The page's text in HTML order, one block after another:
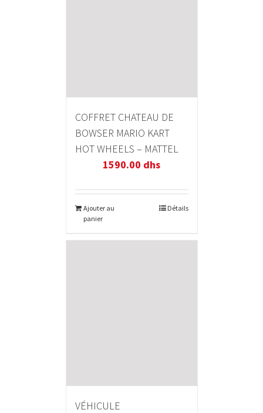
COFFRET CHATEAU DE
BOWSER MARIO KART
HOT WHEELS – MATTEL
1590.00 dhs
Ajouter au
panier
Détails
VÉHICULE